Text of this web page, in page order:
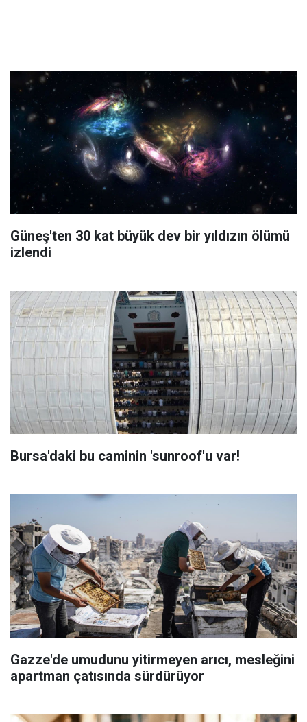
Güneş'ten 30 kat büyük dev bir yıldızın ölümü
izlendi
Bursa'daki bu caminin 'sunroof'u var!
Gazze'de umudunu yitirmeyen arıcı, mesleğini
apartman çatısında sürdürüyor